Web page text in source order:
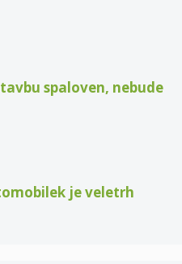
spaloven, nebude
je veletrh